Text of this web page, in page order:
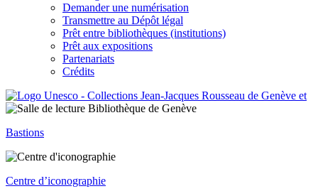
Demander une numérisation
Transmettre au Dépôt légal
Prêt entre bibliothèques (institutions)
Prêt aux expositions
Partenariats
Crédits
Bastions
Centre d’iconographie